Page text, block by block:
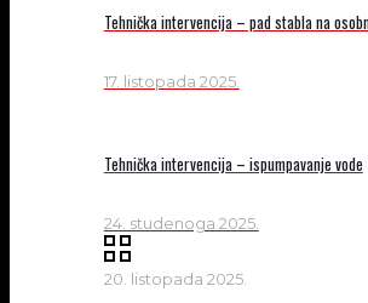
Tehnička intervencija – pad stabla na
17. listopada 2025.
Tehnička intervencija – ispumpavanje vode
24. studenoga 2025.
20. listopada 2025.